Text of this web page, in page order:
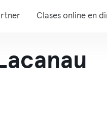
Clases online en